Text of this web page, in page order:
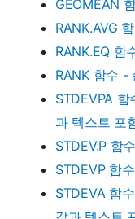
GEOMEAN
RANK.AVG
RANK.EQ 함
RANK 함수 -
STDEVPA
과 텍스트 포
STDEV.P 함
STDEVP 함
STDEVA 함